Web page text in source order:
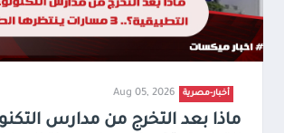
أخبار-مصرية Aug 05, 2026
ماذا بعد التخرج من مدارس